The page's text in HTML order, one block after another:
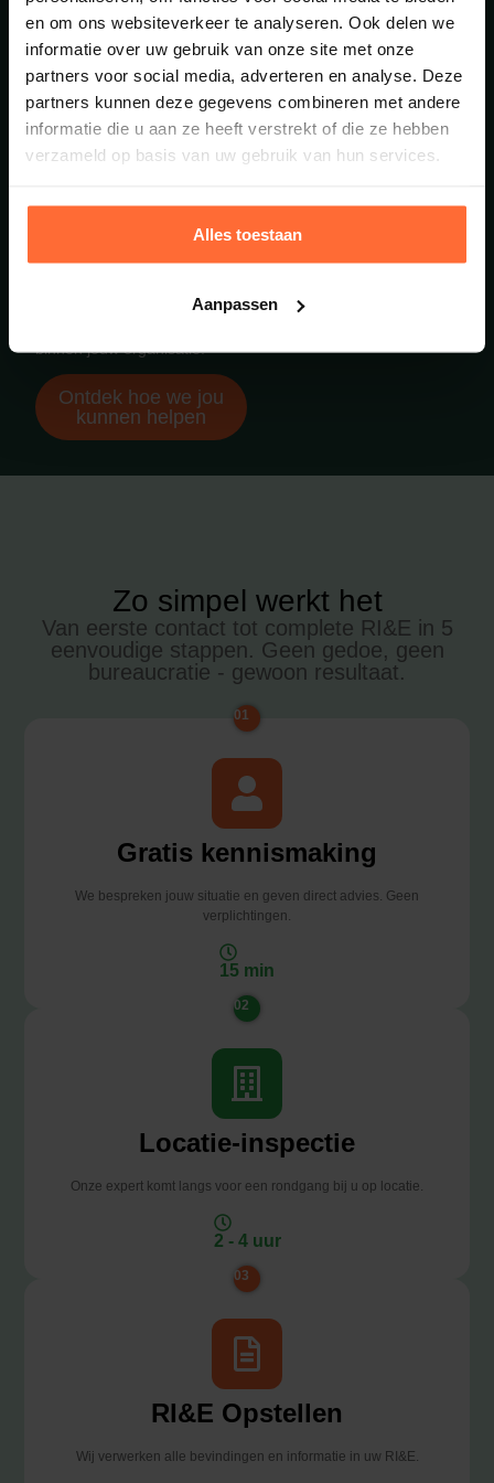
en om ons websiteverkeer te analyseren. Ook delen we
informatie over uw gebruik van onze site met onze
partners voor social media, adverteren en analyse. Deze
partners kunnen deze gegevens combineren met andere
informatie die u aan ze heeft verstrekt of die ze hebben
verzameld op basis van uw gebruik van hun services.
Alles toestaan
Aanpassen
Volledig inzicht in
risico’s en
verbeterpunten.
Rapportages die direct
bruikbaar zijn in de
praktijk.
Een veilige, gezonde en
plezierige
Maar misschien wel het
veiligheid en zorg voor
binnen jouw organisatie.
Ontdek hoe we jou
kunnen helpen
Zo simpel werkt het
Van eerste contact tot complete RI&E in 5
eenvoudige stappen. Geen gedoe, geen
bureaucratie - gewoon resultaat.
01
Gratis kennismaking
We bespreken jouw situatie en geven direct advies. Geen
verplichtingen.
15 min
02
Locatie-inspectie
Onze expert komt langs voor een rondgang bij u op locatie.
2 - 4 uur
03
RI&E Opstellen
Wij verwerken alle bevindingen en informatie in uw RI&E.